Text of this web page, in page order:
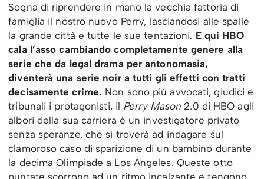
Sogna di riprendere in mano la vecchia fattoria di
famiglia il nostro nuovo Perry, lasciandosi alle spalle
la grande città e tutte le sue tentazioni. E qui HBO
cala l’asso cambiando completamente genere alla
serie che da legal drama per antonomasia,
diventerà una serie noir a tutti gli effetti con tratti
decisamente crime. Non sono più avvocati, giudici e
tribunali i protagonisti, il Perry Mason 2.0 di HBO agli
albori della sua carriera è un investigatore privato
senza speranze, che si troverà ad indagare sul
clamoroso caso di sparizione di un bambino durante
la decima Olimpiade a Los Angeles. Queste otto